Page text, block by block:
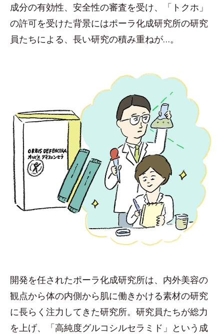
成分の有効性、安全性の審査を受け、「トクホ」
の許可を受けた背景にはポーラ化成研究所の研究
員たちによる、長い研究の積み重ねが…。
開発を任されたポーラ化成研究所は、内外美容の
観点から体の内側から肌に働きかける素材の研究
に長らく注力してきた研究所。研究員たちが総力
を上げ、「高純度グルコシルセラミド」という成